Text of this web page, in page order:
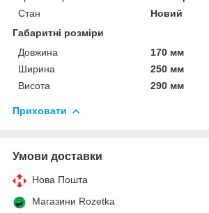
Стан
Новий
Габаритні розміри
Довжина
170 мм
Ширина
250 мм
Висота
290 мм
Приховати
Умови доставки
Нова Пошта
Магазини Rozetka